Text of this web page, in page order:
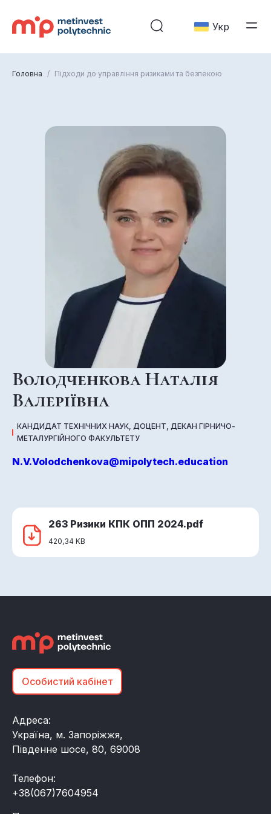
Укр
Головна / Підходи до управління ризиками та безпекою
Володченкова Наталія
Валеріївна
КАНДИДАТ ТЕХНІЧНИХ НАУК, ДОЦЕНТ, ДЕКАН ГІРНИЧО-
МЕТАЛУРГІЙНОГО ФАКУЛЬТЕТУ
N.V.Volodchenkova@mipolytech.education
263 Ризики КПК ОПП 2024.pdf
420,34 KB
Особистий кабінет
Адреса:
Україна, м. Запоріжжя,
Південне шосе, 80, 69008
Телефон:
+38(067)7604954